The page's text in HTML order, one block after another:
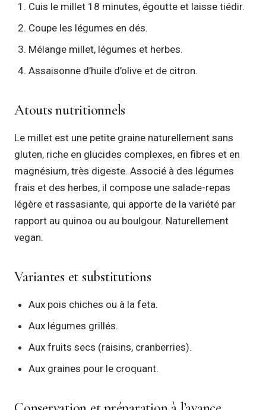
Cuis le millet 18 minutes, égoutte et laisse tiédir.
Coupe les légumes en dés.
Mélange millet, légumes et herbes.
Assaisonne d’huile d’olive et de citron.
Atouts nutritionnels
Le millet est une petite graine naturellement sans
gluten, riche en glucides complexes, en fibres et en
magnésium, très digeste. Associé à des légumes
frais et des herbes, il compose une salade-repas
légère et rassasiante, qui apporte de la variété par
rapport au quinoa ou au boulgour. Naturellement
vegan.
Variantes et substitutions
Aux pois chiches ou à la feta.
Aux légumes grillés.
Aux fruits secs (raisins, cranberries).
Aux graines pour le croquant.